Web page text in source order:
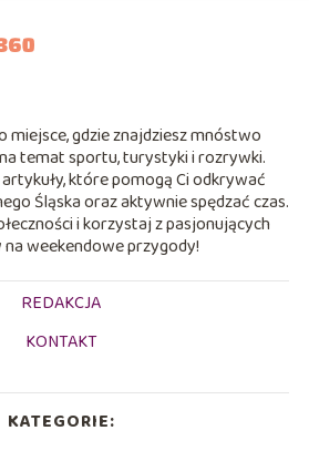
gdzie znajdziesz mnóstwo
temat sportu, turystyki i rozrywki.
które pomogą Ci odkrywać
Śląska oraz aktywnie spędzać czas.
i korzystaj z pasjonujących
weekendowe przygody!
REDAKCJA
KONTAKT
KATEGORIE: